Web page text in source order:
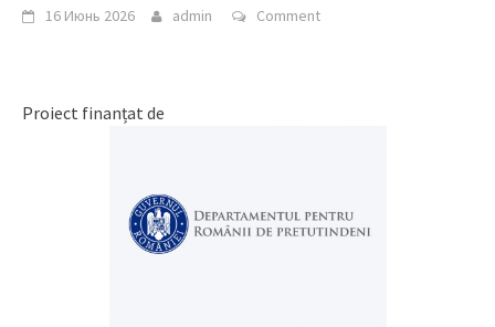
16 Июнь 2026 admin Comment
Proiect finanțat de